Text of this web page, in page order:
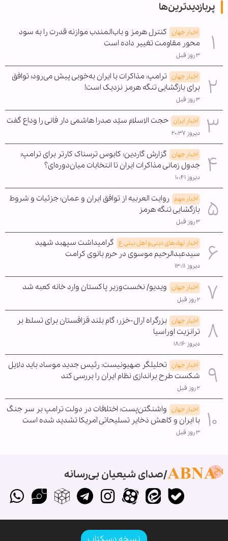
پربازدیدترین‌ها
اخبار جهان کنترل هرمز و باب‌المندب موازنه قدرت را به سود
محور مقاومت تغییر داده است
۳ روز قبل
اخبار جهان ترامپ: مذاکرات با ایران به‌خوبی پیش می‌رود؛ توافق
برای بازگشایی تنگه هرمز نزدیک است!
۳ روز قبل
اخبار ایران حجت الاسلام سیّد صدرا هاشمی دار فانی را وداع گفت
دیروز ۲۰:۳۷
اخبار جهان گزارش گاردین: کابوس ترسناک کارتر برای ترامپ؛
جدول زمانی مذاکرات ایران تا انتخابات میان‌دوره‌ای؟
دیروز ۱۰:۴۱
اخبار مهم روایت العربیه از توافق ایران و عمان؛ جزئیات و شروط
بازگشایی تنگه هرمز
۳ روز قبل
اخبار نهادهای دینی و اهل بیتی ع گرامیداشت سپهبد شهید
سیدعبدالرحیم موسوی در حرم بانوی کرامت
دیروز ۱۳:۱۱
اخبار جهان ویدیو/ نخست‌وزیر پاکستان وارد خانه کعبه شد
۲ روز قبل
اخبار جهان بزرگراه آرال-خزر؛ گام بلند قزاقستان برای تسلط بر
ترانزیت اوراسیا
دیروز ۱۸:۱۶
اخبار جهان تحلیلگر صهیونیست: رئیس جدید موساد باید دلایل
شکست طرح براندازی نظام ایران را بررسی کند
۲ روز قبل
اخبار جهان واشنگتن‌پست: اختلافات در دولت ترامپ بر سر جنگ
با ایران و کاهش ذخایر تسلیحاتی آمریکا تشدید شده است
۳ روز قبل
صدای شیعیان بی‌رسانه